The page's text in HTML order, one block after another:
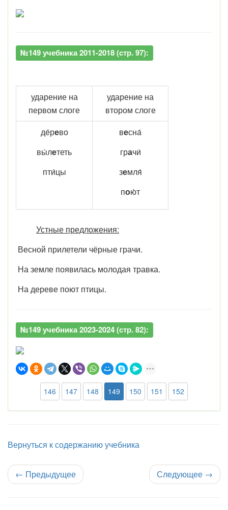
№149 учебника 2011-2018 (стр. 97):
ударение на
первом слоге
ударение на
втором слоге
де́рево
вы́лететь
пти́цы
весна́
грачи́
земля́
пою́т
Устные предложения:
Весной прилетели чёрные грачи.
На земле появилась молодая травка.
На дереве поют птицы.
№149 учебника 2023-2024 (стр. 82):
146 147 148 149 150 151 152
Вернуться к содержанию учебника
← Предыдущее Следующее →